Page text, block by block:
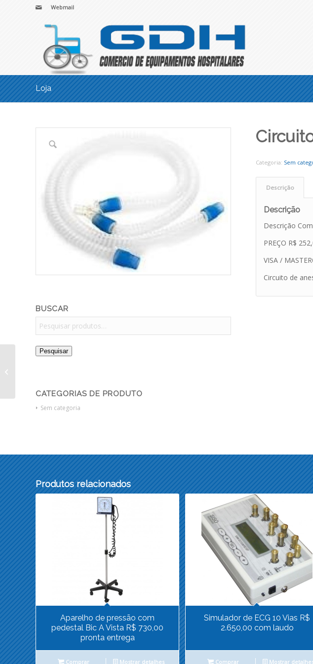
Webmail
Loja
BUSCAR
Pesquisar
CATEGORIAS DE PRODUTO
Sem categoria
Categoria: Sem
Descrição
Descrição
Descrição
PREÇO R$
VISA /
Circuito de
Produtos relacionados
Aparelho de pressão com
pedestal Bic A Vista R$ 730,00
pronta entrega
Comprar Mostrar detalhes
Simulador de ECG 10 Vias R$
2.650,00 com laudo
Comprar Mostrar